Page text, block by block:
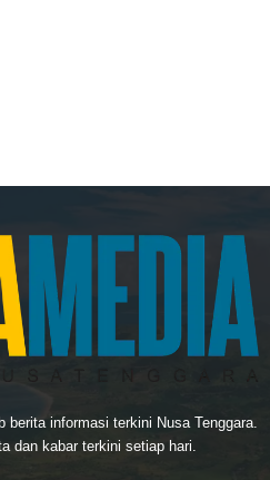
berita informasi terkini Nusa Tenggara.
dan kabar terkini setiap hari.